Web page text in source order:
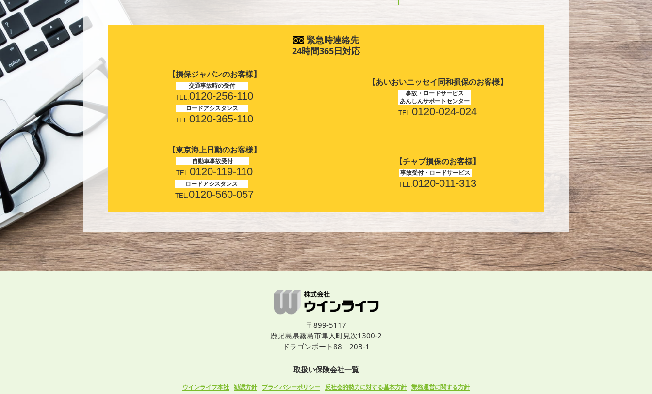
緊急時連絡先
24時間365日対応
【損保ジャパンのお客様】
交通事故時の受付
TEL.0120-256-110
ロードアシスタンス
TEL.0120-365-110
【あいおいニッセイ同和損保のお客様】
事故・ロードサービス
あんしんサポートセンター
TEL. 0120-024-024
【東京海上日動のお客様】
自動車事故受付
TEL.0120-119-110
ロードアシスタンス
TEL.0120-560-057
【チャブ損保のお客様】
事故受付・ロードサービス
TEL. 0120-011-313
〒899-5117
鹿児島県霧島市隼人町見次1300-2
ドラゴンポート88 20B-1
取扱い保険会社一覧
ウインライフ本社 勧誘方針 プライバシーポリシー 反社会的勢力に対する基本方針 業務運営に関する方針